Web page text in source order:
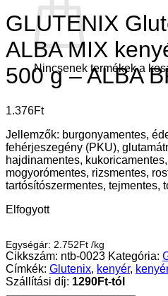
Nincsenek termékek a
GLUTENIX
ALBA MIX
500 g – ALBA
1.376Ft
Jellemzők: burgonyamentes,
fehérjeszegény (PKU),
hajdinamentes,
mogyorómentes, rizsmentes,
tartósítószermentes, tejmentes,
Elfogyott
Egységár: 2.752Ft /kg
Cikkszám: ntb-0023 Kategória:
Címkék: Glutenix, kenyér,
Szállítási díj: 1290Ft-tól